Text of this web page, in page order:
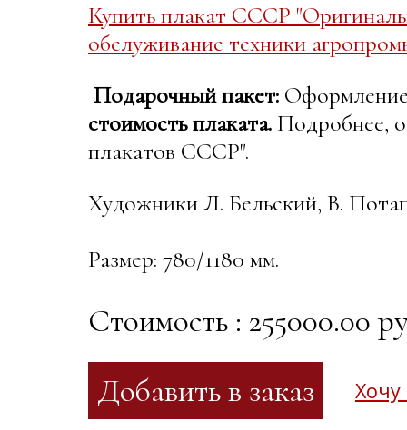
Купить плакат СССР
обслуживание техники
Подарочный пакет: Оформление
стоимость плаката. Подробнее,
плакатов СССР".
Художники Л. Бельский, В.
Размер: 780/1180 мм.
Стоимость : 255000.00
Хочу